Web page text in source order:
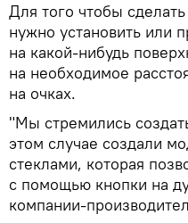
Для того чтобы
нужно установить или
на какой-нибудь
на необходимое
на очках.
"Мы стремились
этом случае создали
стеклами, которая
с помощью кнопки на
компании-